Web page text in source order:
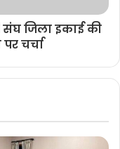
जिला इकाई की
चर्चा